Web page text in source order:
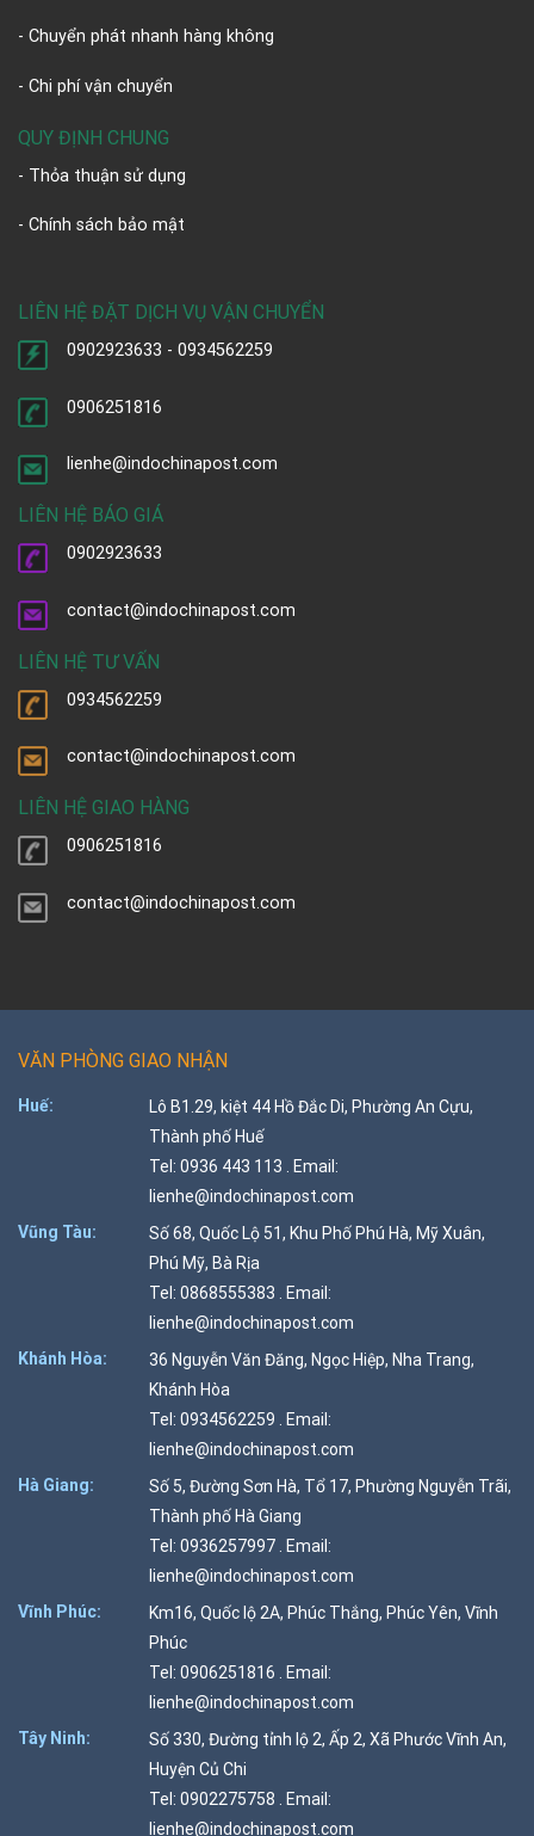
- Chuyển phát nhanh hàng không
- Chi phí vận chuyển
QUY ĐỊNH CHUNG
- Thỏa thuận sử dụng
- Chính sách bảo mật
LIÊN HỆ ĐẶT DỊCH VỤ VẬN CHUYỂN
0902923633 - 0934562259
0906251816
lienhe@indochinapost.com
LIÊN HỆ BÁO GIÁ
0902923633
contact@indochinapost.com
LIÊN HỆ TƯ VẤN
0934562259
contact@indochinapost.com
LIÊN HỆ GIAO HÀNG
0906251816
contact@indochinapost.com
VĂN PHÒNG GIAO NHẬN
Huế:
Lô B1.29, kiệt 44 Hồ Đắc Di, Phường An Cựu,
Thành phố Huế
Tel: 0936 443 113 . Email:
lienhe@indochinapost.com
Vũng Tàu:
Số 68, Quốc Lộ 51, Khu Phố Phú Hà, Mỹ Xuân,
Phú Mỹ, Bà Rịa
Tel: 0868555383 . Email:
lienhe@indochinapost.com
Khánh Hòa:
36 Nguyễn Văn Đăng, Ngọc Hiệp, Nha Trang,
Khánh Hòa
Tel: 0934562259 . Email:
lienhe@indochinapost.com
Hà Giang:
Số 5, Đường Sơn Hà, Tổ 17, Phường Nguyễn Trãi,
Thành phố Hà Giang
Tel: 0936257997 . Email:
lienhe@indochinapost.com
Vĩnh Phúc:
Km16, Quốc lộ 2A, Phúc Thắng, Phúc Yên, Vĩnh
Phúc
Tel: 0906251816 . Email:
lienhe@indochinapost.com
Tây Ninh:
Số 330, Đường tỉnh lộ 2, Ấp 2, Xã Phước Vĩnh An,
Huyện Củ Chi
Tel: 0902275758 . Email:
lienhe@indochinapost.com